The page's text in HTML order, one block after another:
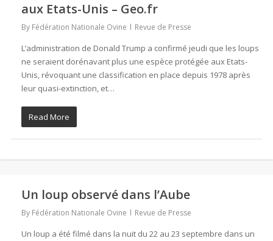
aux Etats-Unis – Geo.fr
By Fédération Nationale Ovine Revue de Presse
L’administration de Donald Trump a confirmé jeudi que les loups
ne seraient dorénavant plus une espèce protégée aux Etats-
Unis, révoquant une classification en place depuis 1978 après
leur quasi-extinction, et…
Read More
Un loup observé dans l’Aube
By Fédération Nationale Ovine Revue de Presse
Un loup a été filmé dans la nuit du 22 au 23 septembre dans un